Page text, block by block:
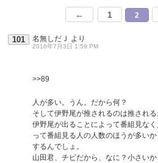
← 1 2
101 名無しだＪ より
2016年7月3日 1:59 PM
>>89
人が多い。うん。だから何？
そして伊野尾が推されるのは推され
伊野尾が出ることによって番組見な
って番組見る人の人数のほうが多い
するんでしょ。
山田君、チビだから、なに？小さい